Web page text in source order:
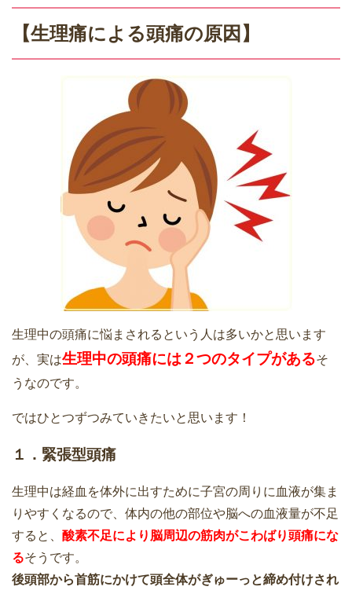
【生理痛による頭痛の原因】
生理中の頭痛に悩まされるという人は多いかと思います
が、実は生理中の頭痛には２つのタイプがあるそ
うなのです。
ではひとつずつみていきたいと思います！
１．緊張型頭痛
生理中は経血を体外に出すために子宮の周りに血液が集ま
りやすくなるので、体内の他の部位や脳への血液量が不足
すると、 酸素不足により脳周辺の筋肉がこわばり頭痛にな
るそうです。
後頭部から首筋にかけて頭全体がぎゅーっと締め付けされ